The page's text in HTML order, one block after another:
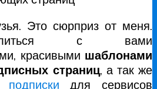
Это сюрприз от меня.
с вами
красивыми шаблонами
страниц, а так же
для сервисов